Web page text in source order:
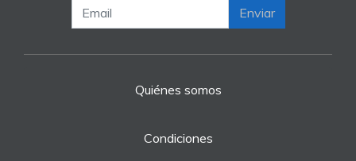
Enviar
Quiénes somos
Condiciones